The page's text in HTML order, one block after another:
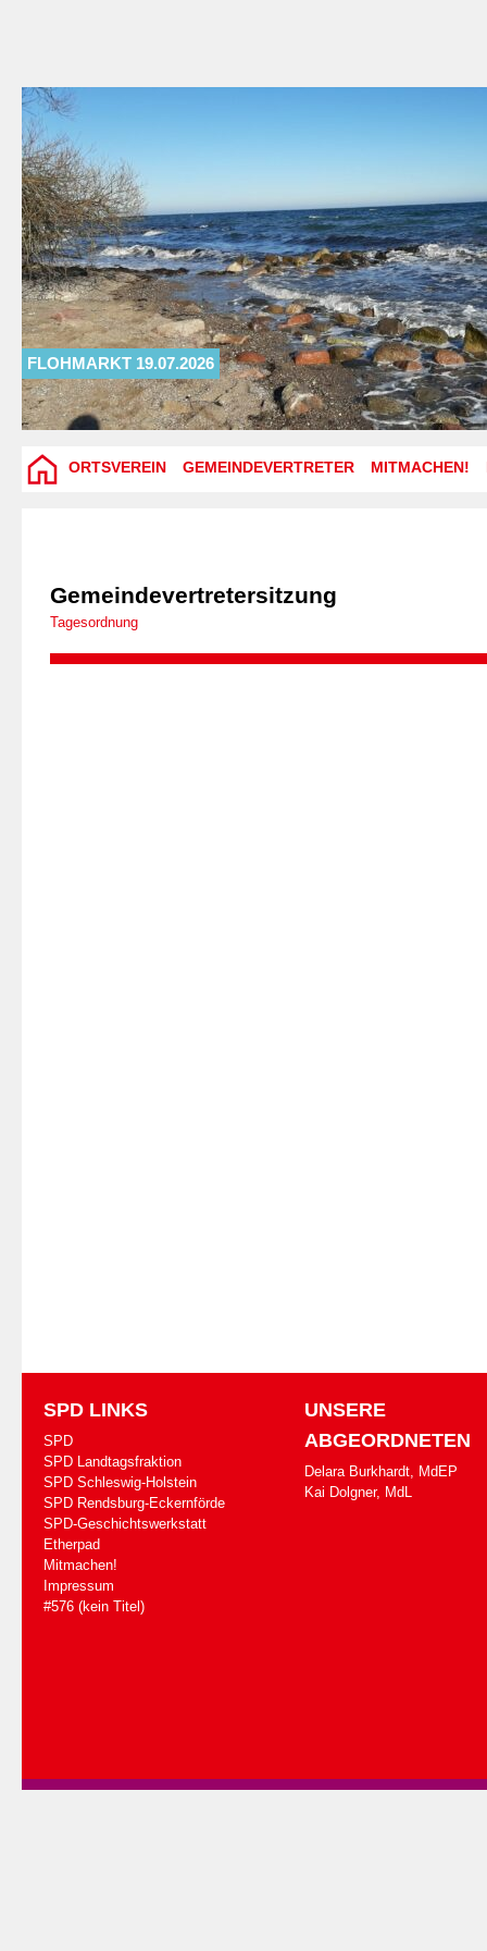
FLOHMARKT 19.07.2026
ORTSVEREIN GEMEINDEVERTRETER MITMACHEN!
Gemeindevertretersitzung
Tagesordnung
SPD LINKS
SPD
SPD Landtagsfraktion
SPD Schleswig-Holstein
SPD Rendsburg-Eckernförde
SPD-Geschichtswerkstatt
Etherpad
Mitmachen!
Impressum
#576 (kein Titel)
UNSERE
ABGEORDNETEN
Delara Burkhardt, MdEP
Kai Dolgner, MdL